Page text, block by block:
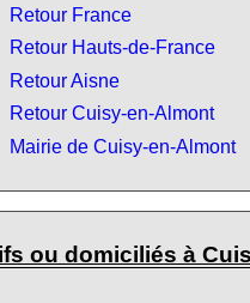
Retour France
Retour Hauts-de-France
Retour Aisne
Retour Cuisy-en-Almont
Mairie de Cuisy-en-Almont
ou domiciliés à